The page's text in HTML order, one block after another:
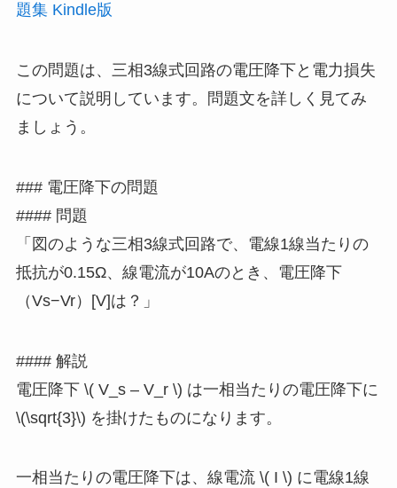
題集 Kindle版
この問題は、三相3線式回路の電圧降下と電力損失
について説明しています。問題文を詳しく見てみ
ましょう。
### 電圧降下の問題
#### 問題
「図のような三相3線式回路で、電線1線当たりの
抵抗が0.15Ω、線電流が10Aのとき、電圧降下
（Vs−Vr）[V]は？」
#### 解説
電圧降下 \( V_s – V_r \) は一相当たりの電圧降下に
\(\sqrt{3}\) を掛けたものになります。
一相当たりの電圧降下は、線電流 \( I \) に電線1線